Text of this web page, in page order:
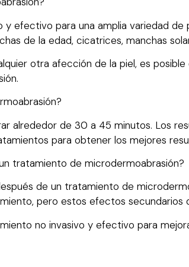
efectivo para una amplia variedad de
de la edad, cicatrices, manchas
otra afección de la piel, es
alrededor de 30 a 45 minutos. Los
para obtener los mejores
tratamiento de microdermoabrasión?
de un tratamiento de
pero estos efectos secundarios
no invasivo y efectivo para